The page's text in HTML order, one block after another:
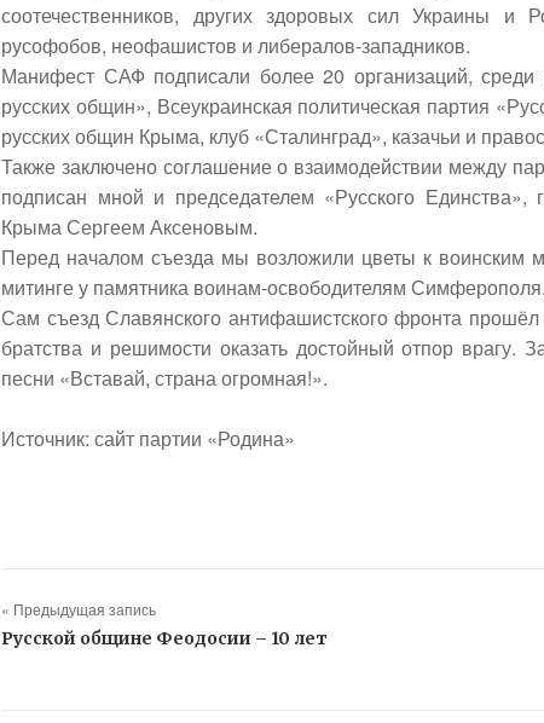
соотечественников, других здоровых сил Украины
русофобов, неофашистов и либералов-западников.
Манифест САФ подписали более 20 организаций, среди
русских общин», Всеукраинская политическая партия
русских общин Крыма, клуб «Сталинград», казачьи и
Также заключено соглашение о взаимодействии между
подписан мной и председателем «Русского
КрымаСергеем Аксеновым.
Перед началом съезда мы возложили цветы к воинским
митинге у памятника воинам-освободителям Симферополя.
Сам съезд Славянского антифашистского фронта
братства и решимости оказать достойный отпор врагу.
песни «Вставай, страна огромная!».
Источник: сайт партии «Родина»
« Предыдущая запись
Русской общине Феодосии – 10 лет